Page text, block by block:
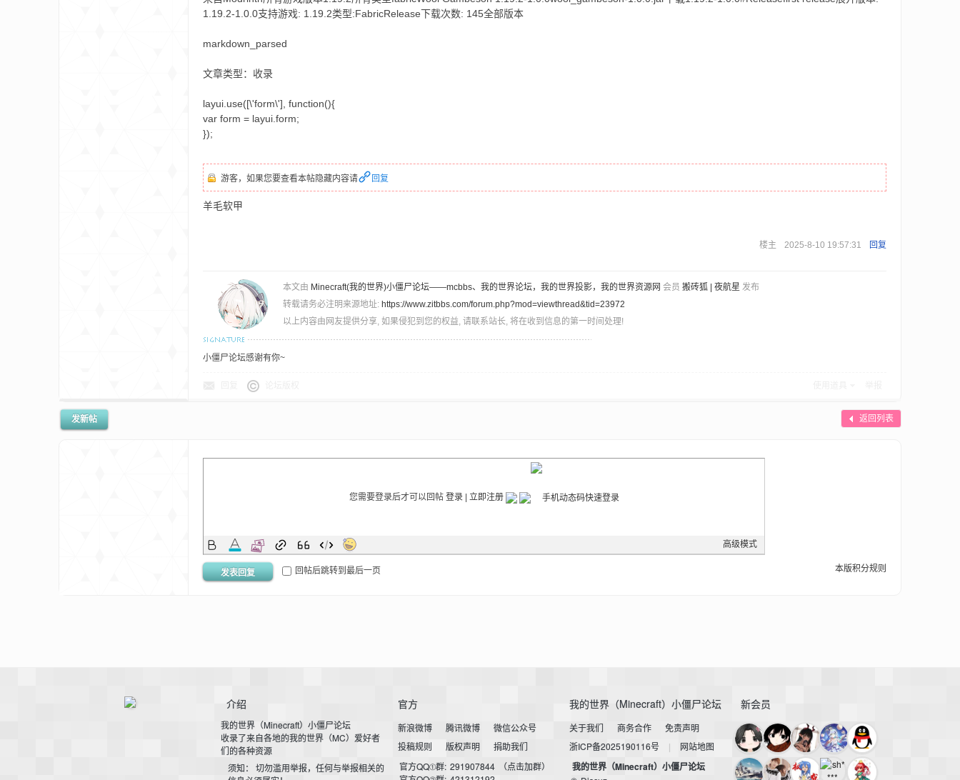
我
1.19.2-1.0.0支持游戏: 1.19.2类型:FabricRelease下载次数: 145全部版本
markdown_parsed
文章类型：收录
layui.use([\'form\'], function(){
var form = layui.form;
});
游客，如果您要查看本帖隐藏内容请 回复
羊毛软甲
楼主 2025-8-10 19:57:31 回复
本文由 Minecraft(我的世界)小僵尸论坛——mcbbs、我的世界论坛，我的世界投影，我的世界资源网 会员 搬砖狐 | 夜航星 发布
转载请务必注明来源地址: https://www.zitbbs.com/forum.php?mod=viewthread&tid=23972
以上内容由网友提供分享, 如果侵犯到您的权益, 请联系站长, 将在收到信息的第一时间处理!
小僵尸论坛感谢有你~
返回列表
发新帖
您需要登录后才可以回帖 登录| 立即注册
高级模式
本版积分规则
发表回复 回帖后跳转到最后一页
介绍
我的世界（Minecraft）小僵尸论坛
收录了来自各地的我的世界（MC）爱好者
们的各种资源
须知： 切勿滥用举报，任何与举报相关的
官方
新浪微博 腾讯微博
微信公众号
投稿规则
版权声明
捐助我们
官方QQ①群: 291907844
（点击加群）
我的世界（Minecraft）小僵尸论坛
关于我们 商务合作
免责声明
浙ICP备2025190116号
| 网站地图
我的世界（Minecraft）小僵尸论坛
新会员